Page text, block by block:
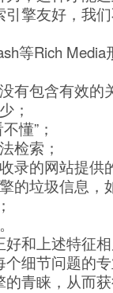
擎友好，我
等Rich Media
有包含有效的
；
懂”；
检索；
录的网站提供
垃圾信息，
和上述特征相
细节问题的
青睐，从而